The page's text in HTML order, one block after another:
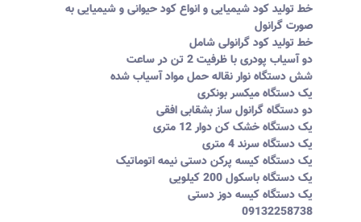
خط تولید کود شیمیایی و انواع کود حیوانی و شیمیایی به
صورت گرانول
خط تولید کود گرانولی شامل
دو آسیاب پودری با ظرفیت 2 تن در ساعت
شش دستگاه نوار نقاله حمل مواد آسیاب شده
یک دستگاه میکسر بونکری
دو دستگاه گرانول ساز بشقابی افقی
یک دستگاه خشک کن دوار 12 متری
یک دستگاه سرند 4 متری
یک دستگاه کیسه پرکن دستی نیمه اتوماتیک
یک دستگاه باسکول 200 کیلویی
یک دستگاه کیسه دوز دستی
09132258738